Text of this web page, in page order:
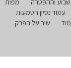
עמוד נסיון הטמעות
שיר על הפרק